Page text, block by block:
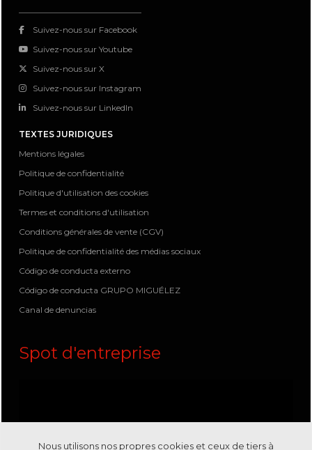
Suivez-nous sur Facebook
Suivez-nous sur Youtube
Suivez-nous sur X
Suivez-nous sur Instagram
Suivez-nous sur LinkedIn
TEXTES JURIDIQUES
Mentions légales
Politique de confidentialité
Politique d'utilisation des cookies
Termes et conditions d'utilisation
Conditions générales de vente (CGV)
Politique de confidentialité des médias sociaux
Código de conducta externo
Código de conducta GRUPO MIGUÉLEZ
Canal de denuncias
Spot d'entreprise
Nous utilisons nos propres cookies et ceux de tiers à